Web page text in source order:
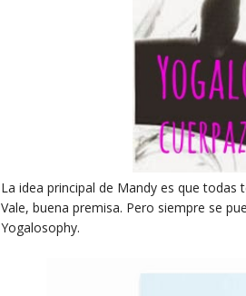
La idea principal de Mandy es que
Vale, buena premisa. Pero siempre se
Yogalosophy.